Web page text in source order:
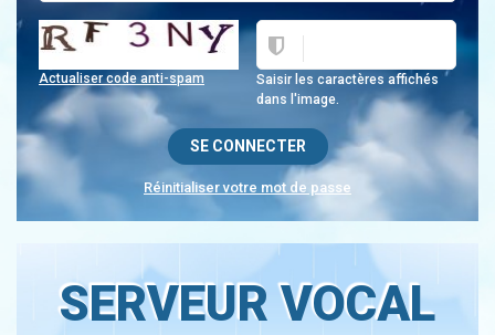
Saisir les caractères affichés
dans l'image.
Actualiser code anti-spam
Réinitialiser votre mot de passe
SERVEUR VOCAL